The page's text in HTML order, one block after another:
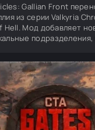
Gallian Front
из серии Valkyria
Hell. Мод добавляет
подразделения,